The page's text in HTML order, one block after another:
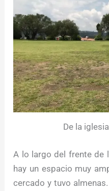
De la
A lo largo del frente de
hay un espacio muy
cercado y tuvo